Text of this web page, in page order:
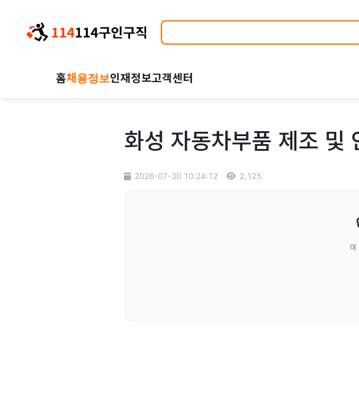
홈채용정보인재정보고객센터
화성 자동차부품 제조 및
2026-07-30 10:24:12 2,125
이